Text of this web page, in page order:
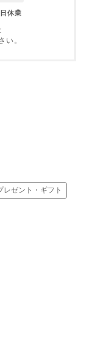
休業
い。
レゼント・ギフト